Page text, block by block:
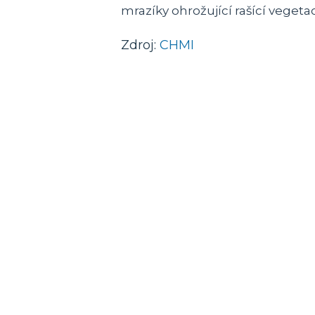
mrazíky ohrožující rašící
Zdroj: CHMI